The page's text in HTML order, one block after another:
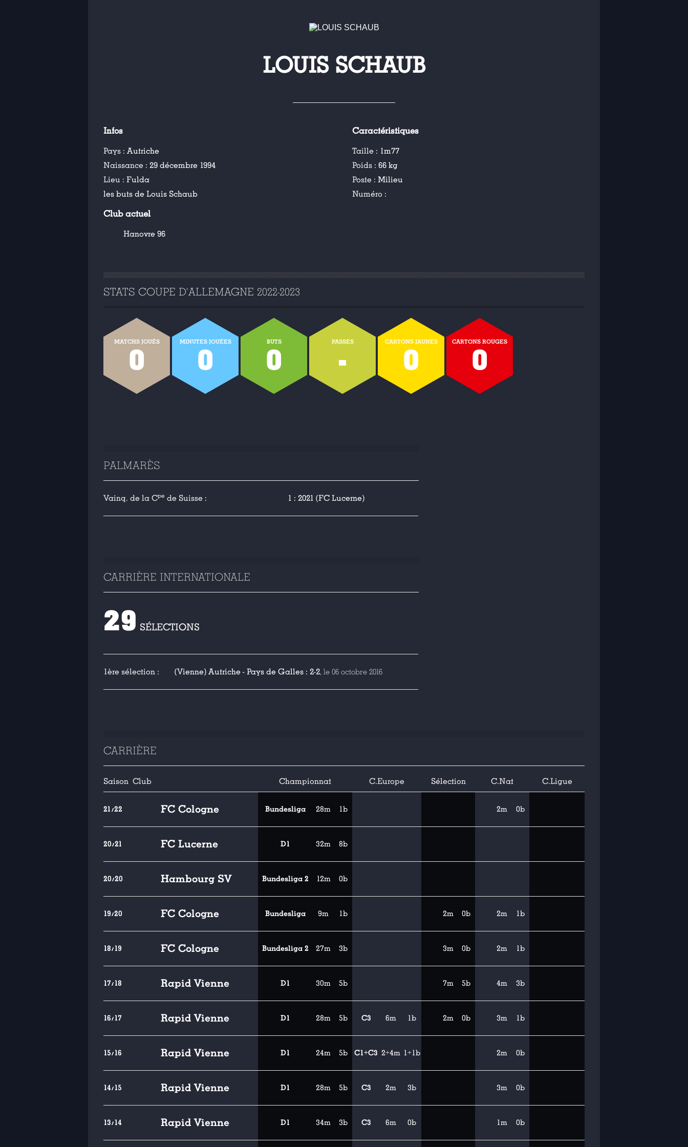
LOUIS SCHAUB
Infos
Pays : Autriche
Naissance : 29 décembre 1994
Lieu : Fulda
les buts de Louis Schaub
Caractéristiques
Taille : 1m77
Poids :66 kg
Poste :Milieu
Numéro :
Club actuel
Hanovre 96
STATS COUPE D'ALLEMAGNE 2022-2023
MATCHS JOUÉS
0
MINUTES JOUÉES
0
BUTS
0
PASSES
-
CARTONS JAUNES
0
CARTONS ROUGES
0
PALMARÈS
Vainq. de la Cpe de Suisse : 1 : 2021 (FC Lucerne)
CARRIÈRE INTERNATIONALE
29 SÉLECTIONS
1ère sélection : (Vienne) Autriche - Pays de Galles : 2-2, le 06 octobre 2016
CARRIÈRE
Saison Club Championnat C.Europe Sélection C.Nat C.Ligue
21/22 FC Cologne Bundesliga 28m 1b 2m 0b
20/21 FC Lucerne D1 32m 8b
20/20 Hambourg SV Bundesliga 2 12m 0b
19/20 FC Cologne Bundesliga 9m 1b 2m 0b 2m 1b
18/19 FC Cologne Bundesliga 2 27m 3b 3m 0b 2m 1b
17/18 Rapid Vienne D1 30m 5b 7m 5b 4m 3b
16/17 Rapid Vienne D1 28m 5b C3 6m 1b 2m 0b 3m 1b
15/16 Rapid Vienne D1 24m 5b C1+C3 2+4m 1+1b 2m 0b
14/15 Rapid Vienne D1 28m 5b C3 2m 3b 3m 0b
13/14 Rapid Vienne D1 34m 3b C3 6m 0b 1m 0b